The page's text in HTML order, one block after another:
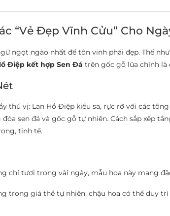
“Vẻ Đẹp Vĩnh Cửu” Cho
ngọt ngào nhất để tôn vinh phái đẹp. Thế
Điệp kết hợp Sen Đá trên gốc gỗ lũa chính là
thú vị: Lan Hồ Điệp kiêu sa, rực rỡ với các
sen đá và gốc gỗ tự nhiên. Cách sắp xếp
tinh tế.
chỉ tươi trong vài ngày, mẫu hoa này mang
trong giá thể tự nhiên, chậu hoa có thể duy